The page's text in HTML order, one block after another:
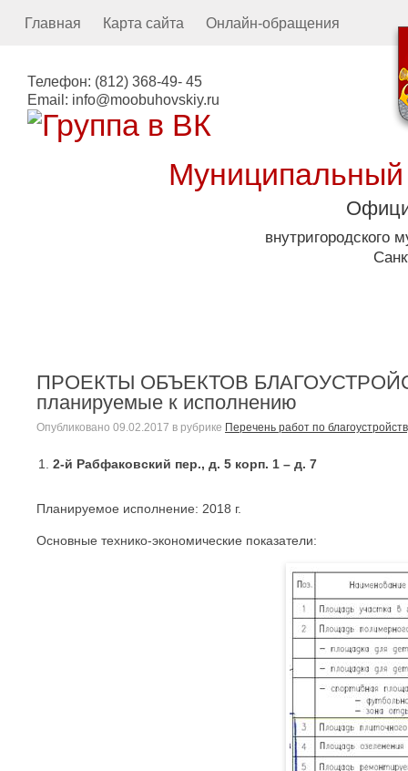
Главная Карта сайта Онлайн-обращения
Телефон: (812) 368-49- 45
Email: info@moobuhovskiy.ru
внутригородского
ПРОЕКТЫ ОБЪЕКТОВ
планируемые к исполнению
Опубликовано 09.02.2017 в рубрике Перечень работ по
2-й Рабфаковский пер., д. 5 корп. 1 – д. 7
Планируемое исполнение: 2018 г.
Основные технико-экономические показатели: